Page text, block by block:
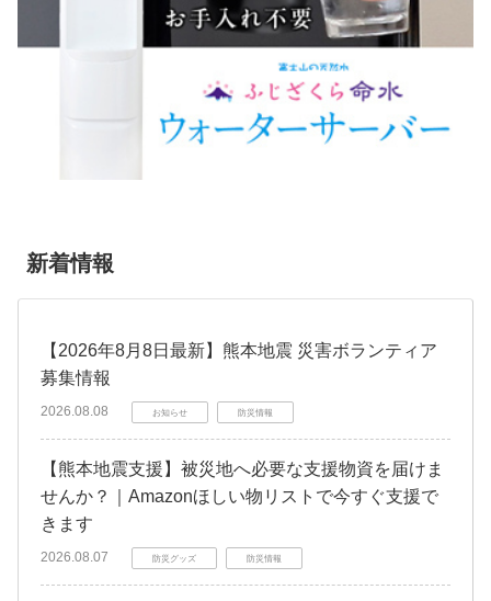
新着情報
【2026年8月8日最新】熊本地震 災害ボランティア
募集情報
2026.08.08 お知らせ 防災情報
【熊本地震支援】被災地へ必要な支援物資を届けま
せんか？｜Amazonほしい物リストで今すぐ支援で
きます
2026.08.07 防災グッズ 防災情報